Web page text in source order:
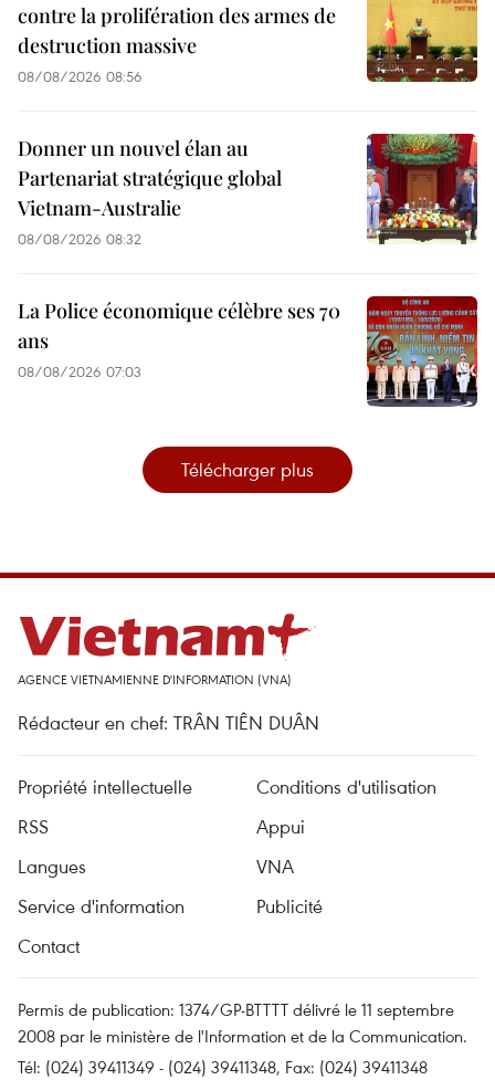
contre la prolifération des armes de
destruction massive
08/08/2026 08:56
Donner un nouvel élan au
Partenariat stratégique global
Vietnam-Australie
08/08/2026 08:32
La Police économique célèbre ses 70
ans
08/08/2026 07:03
Télécharger plus
AGENCE VIETNAMIENNE D'INFORMATION (VNA)
Rédacteur en chef: TRÂN TIÊN DUÂN
Propriété intellectuelle
Conditions d'utilisation
RSS
Appui
Langues
VNA
Service d'information
Publicité
Contact
Permis de publication: 1374/GP-BTTTT délivré le 11 septembre
2008 par le ministère de l'Information et de la Communication.
Tél: (024) 39411349 - (024) 39411348, Fax: (024) 39411348